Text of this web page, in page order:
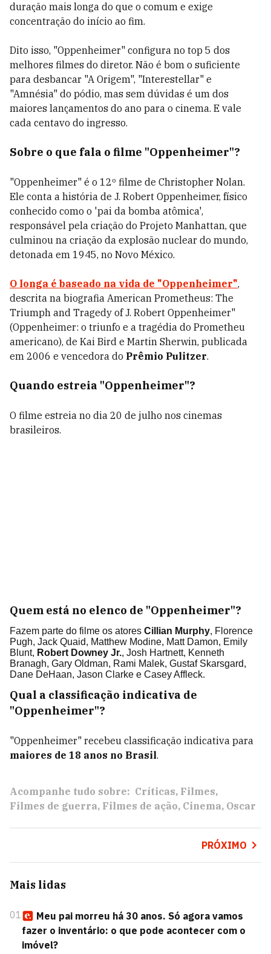
duração mais longa do que o comum e exige
concentração do início ao fim.
Dito isso, "Oppenheimer" configura no top 5 dos
melhores filmes do diretor. Não é bom o suficiente
para desbancar "A Origem", "Interestellar" e
"Amnésia" do pódio, mas sem dúvidas é um dos
maiores lançamentos do ano para o cinema. E vale
cada centavo do ingresso.
Sobre o que fala o filme "Oppenheimer"?
"Oppenheimer" é o 12º filme de Christopher Nolan.
Ele conta a história de J. Robert Oppenheimer, físico
conhecido como o 'pai da bomba atômica',
responsável pela criação do Projeto Manhattan, que
culminou na criação da explosão nuclear do mundo,
detonada em 1945, no Novo México.
O longa é baseado na vida de "Oppenheimer",
descrita na biografia American Prometheus: The
Triumph and Tragedy of J. Robert Oppenheimer"
(Oppenheimer: o triunfo e a tragédia do Prometheu
americano), de Kai Bird e Martin Sherwin, publicada
em 2006 e vencedora do Prêmio Pulitzer.
Quando estreia "Oppenheimer"?
O filme estreia no dia 20 de julho nos cinemas
brasileiros.
Quem está no elenco de "Oppenheimer"?
Fazem parte do filme os atores Cillian Murphy, Florence
Pugh, Jack Quaid, Matthew Modine, Matt Damon, Emily
Blunt, Robert Downey Jr., Josh Hartnett, Kenneth
Branagh, Gary Oldman, Rami Malek, Gustaf Skarsgard,
Dane DeHaan, Jason Clarke e Casey Affleck.
Qual a classificação indicativa de
"Oppenheimer"?
"Oppenheimer" recebeu classificação indicativa para
maiores de 18 anos no Brasil.
Acompanhe tudo sobre: Críticas Filmes
Filmes de guerra Filmes de ação Cinema Oscar
PRÓXIMO
Mais lidas
01
Meu pai morreu há 30 anos. Só agora vamos
fazer o inventário: o que pode acontecer com o
imóvel?